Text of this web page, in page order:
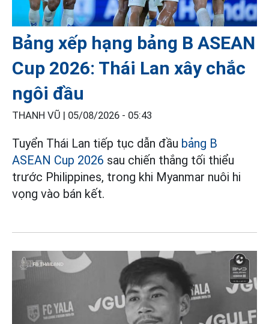
Bảng xếp hạng bảng B ASEAN
Cup 2026: Thái Lan xây chắc
ngôi đầu
THANH VŨ | 05/08/2026 - 05:43
Tuyển Thái Lan tiếp tục dẫn đầu bảng B
ASEAN Cup 2026 sau chiến thắng tối thiểu
trước Philippines, trong khi Myanmar nuôi hi
vọng vào bán kết.